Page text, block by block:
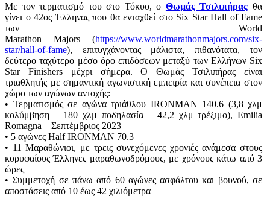
Με τον τερματισμό του στο Τόκυο, ο Θωμάς Τσιλιπήρας θα
γίνει ο 42ος Έλληνας που θα ενταχθεί στο Six Star Hall of Fame
των World
Marathon Majors (https://www.worldmarathonmajors.com/six-
star/hall-of-fame), επιτυγχάνοντας μάλιστα, πιθανότατα, τον
δεύτερο ταχύτερο μέσο όρο επιδόσεων μεταξύ των Ελλήνων Six
Star Finishers μέχρι σήμερα. Ο Θωμάς Τσιλιπήρας είναι
τριαθλητής με σημαντική αγωνιστική εμπειρία και συνέπεια στον
χώρο των αγώνων αντοχής:
• Τερματισμός σε αγώνα τριάθλου IRONMAN 140.6 (3,8 χλμ
κολύμβηση – 180 χλμ ποδηλασία – 42,2 χλμ τρέξιμο), Emilia
Romagna – Σεπτέμβριος 2023
• 5 αγώνες Half IRONMAN 70.3
• 11 Μαραθώνιοι, με τρεις συνεχόμενες χρονιές ανάμεσα στους
κορυφαίους Έλληνες μαραθωνοδρόμους, με χρόνους κάτω από 3
ώρες
• Συμμετοχή σε πάνω από 60 αγώνες ασφάλτου και βουνού, σε
αποστάσεις από 10 έως 42 χιλιόμετρα